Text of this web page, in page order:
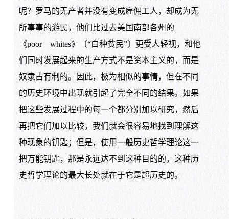
呢？罗马的无产者并没有变成雇佣工人，却成为无
所事事的游民，他们比过去美国南部各州的
《poor whites》〔“白种贫民”〕更受人轻视，和他
们同时发展起来的生产方式不是资本主义的，而是
奴隶占有制的。因此，极为相似的事情，但在不同
的历史环境中出现就引起了完全不同的结果。如果
把这些发展过程中的每一个都分别加以研究，然后
再把它们加以比较，我们就会很容易地找到理解这
种现象的钥匙；但是，使用一般历史哲学理论这一
把万能钥匙，那是永远达不到这种目的的，这种历
史哲学理论的最大长处就在于它是超历史的。